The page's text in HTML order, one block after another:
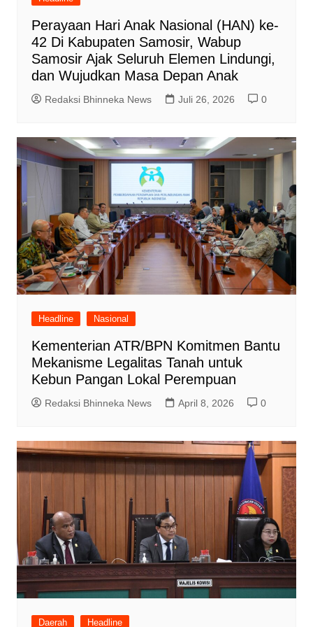
Perayaan Hari Anak Nasional (HAN) ke-
42 Di Kabupaten Samosir, Wabup
Samosir Ajak Seluruh Elemen Lindungi,
dan Wujudkan Masa Depan Anak
Redaksi Bhinneka News Juli 26, 2026 0
Headline Nasional
Kementerian ATR/BPN Komitmen Bantu
Mekanisme Legalitas Tanah untuk
Kebun Pangan Lokal Perempuan
Redaksi Bhinneka News April 8, 2026 0
Daerah Headline